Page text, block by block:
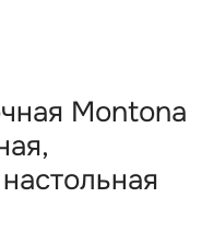
Montona